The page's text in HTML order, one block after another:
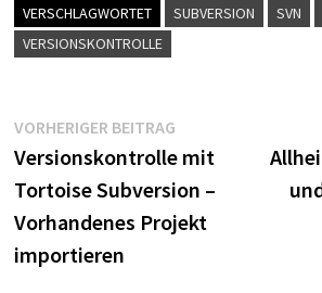
VERSCHLAGWORTET SUBVERSION SVN
VERSIONSKONTROLLE
Beitragsnavigation
VORHERIGER BEITRAGVorheriger
Beitrag:
Versionskontrolle mit
Tortoise Subversion –
Vorhandenes Projekt
importieren